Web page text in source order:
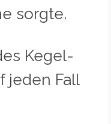
sorgte.
Kegel-
jeden Fall